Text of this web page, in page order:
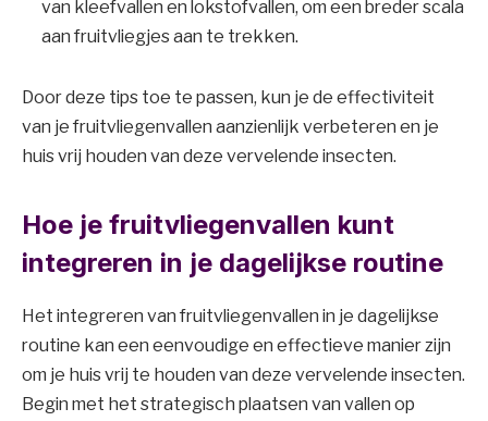
van kleefvallen en lokstofvallen, om een breder scala
aan fruitvliegjes aan te trekken.
Door deze tips toe te passen, kun je de effectiviteit
van je fruitvliegenvallen aanzienlijk verbeteren en je
huis vrij houden van deze vervelende insecten.
Hoe je fruitvliegenvallen kunt
integreren in je dagelijkse routine
Het integreren van fruitvliegenvallen in je dagelijkse
routine kan een eenvoudige en effectieve manier zijn
om je huis vrij te houden van deze vervelende insecten.
Begin met het strategisch plaatsen van vallen op